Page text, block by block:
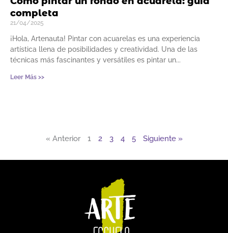
completa
21/04/2025
¡Hola, Artenauta! Pintar con acuarelas es una experiencia
artística llena de posibilidades y creatividad. Una de las
técnicas más fascinantes y versátiles es pintar un
Leer Más >>
« Anterior 1 2 3 4 5 Siguiente »